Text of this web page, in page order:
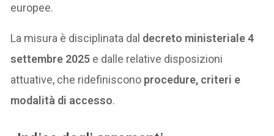
europee.
La misura è disciplinata dal decreto ministeriale 4
settembre 2025 e dalle relative disposizioni
attuative, che ridefiniscono procedure, criteri e
modalità di accesso.